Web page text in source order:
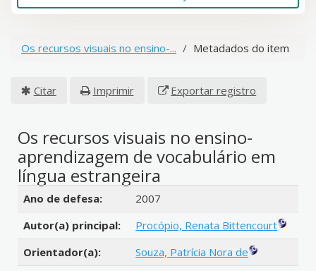
Os recursos visuais no ensino-... Metadados do item
Citar Imprimir Exportar registro
Os recursos visuais no ensino-
aprendizagem de vocabulário em
língua estrangeira
Detalhes bibliográficos
Ano de defesa:
2007
Autor(a) principal:
Procópio, Renata Bittencourt
Orientador(a):
Souza, Patrícia Nora de